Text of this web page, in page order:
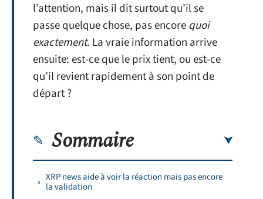
l’attention, mais il dit surtout qu’il se
passe quelque chose, pas encorequoi
exactement. La vraie information arrive
ensuite: est-ce que le prix tient, ou est-ce
qu’il revient rapidement à son point de
départ ?
Sommaire
XRP news aide à voir la réaction mais pas encore
la validation